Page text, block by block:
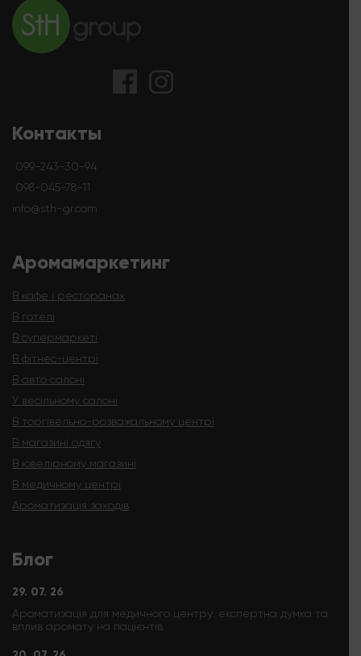
Контакты
099-243-30-94
098-045-78-11
info@sth-gr.com
Аромамаркетинг
В кафе і ресторанах
В готелі
В супермаркеті
В фітнес-центрі
В авто салоні
У весільному салоні
В торгівельно-розважальному центрі
В магазині одягу
В ювелірному магазині
В медичному центрі
Ароматизація заходів
Блог
29. 07. 26
Ароматизація для медичного центру: експертна думка та
вплив аромату на пацієнтів